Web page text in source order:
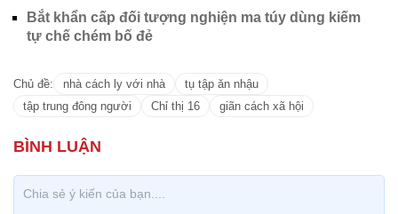
Bắt khẩn cấp đối tượng nghiện ma túy dùng kiếm
tự chế chém bố đẻ
Chủ đề: nhà cách ly với nhà
tụ tập ăn nhậu
tập trung đông người
Chỉ thị 16 giãn cách xã hội